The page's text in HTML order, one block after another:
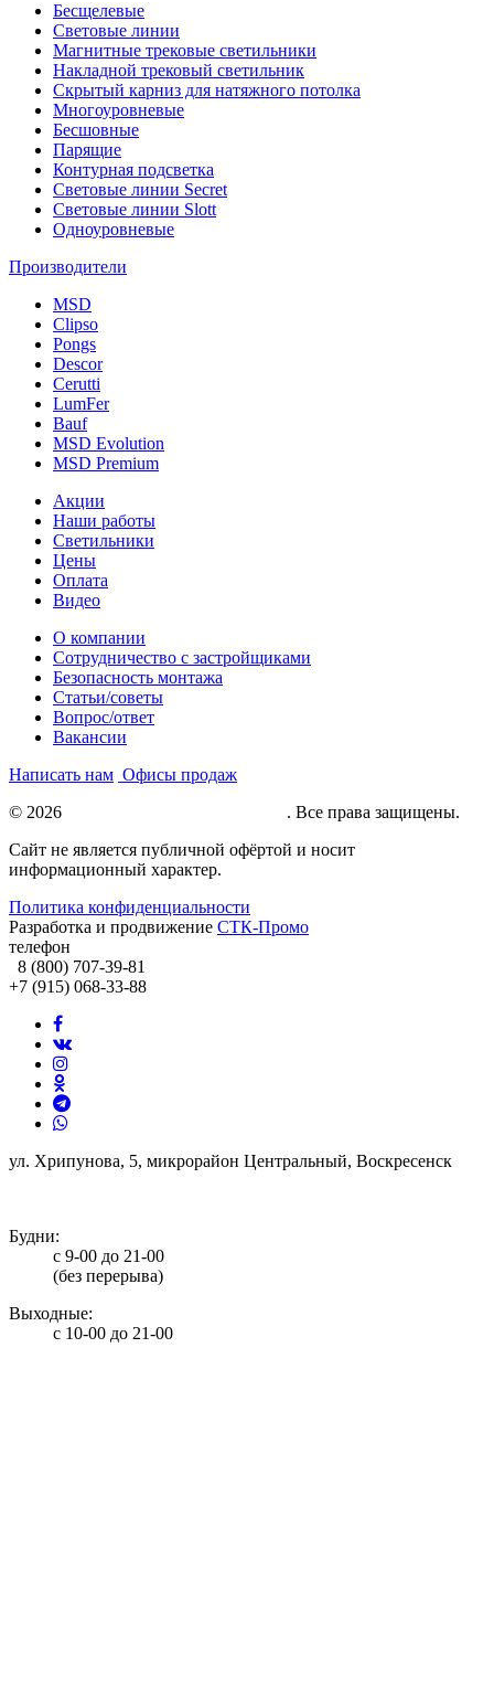
Бесщелевые
Световые линии
Магнитные трековые светильники
Накладной трековый светильник
Скрытый карниз для натяжного потолка
Многоуровневые
Бесшовные
Парящие
Контурная подсветка
Световые линии Secret
Световые линии Slott
Одноуровневые
Производители
MSD
Clipso
Pongs
Descor
Cerutti
LumFer
Bauf
MSD Evolution
MSD Premium
Акции
Наши работы
Светильники
Цены
Оплата
Видео
О компании
Сотрудничество с застройщиками
Безопасность монтажа
Статьи/советы
Вопрос/ответ
Вакансии
Написать нам Офисы продаж
© 2026
. Все права защищены.
Сайт не является публичной офёртой и носит
информационный характер.
Политика конфиденциальности
Разработка и продвижение СТК-Промо
телефон
8 (800) 707-39-81
+7 (915) 068-33-88
ул. Хрипунова, 5, микрорайон Центральный, Воскресенск
Будни:
с 9-00 до 21-00
(без перерыва)
Выходные:
с 10-00 до 21-00